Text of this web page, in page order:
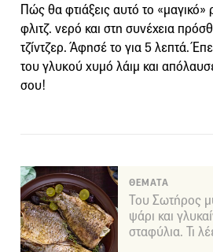
Πώς θα φτιάξεις αυτό το
φλιτζ. νερό και στη συνέχεια
τζίντζερ. Άφησέ το για 5 λεπτά.
του γλυκού χυμό λάιμ και
σου!
ΘΕΜΑΤΑ
Του Σωτήρος
ψάρι και
σταφύλια. Τι